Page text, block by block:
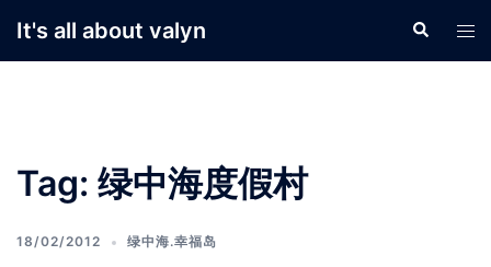
It's all about valyn Search
Tag: 绿中海度假村
18/02/2012 绿中海.幸福岛